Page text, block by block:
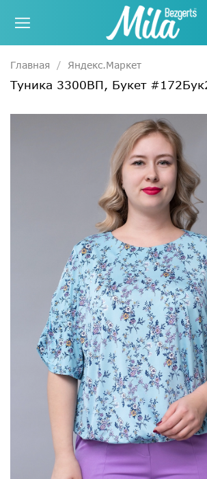
Главная Яндекс.Маркет
Туника 3300ВП, Букет